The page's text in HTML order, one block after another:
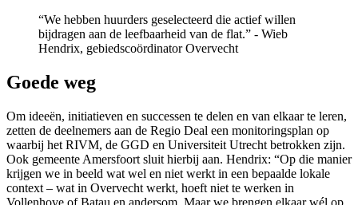
“We hebben huurders geselecteerd die actief willen
bijdragen aan de leefbaarheid van de flat.” - Wieb
Hendrix, gebiedscoördinator Overvecht
Goede weg
Om ideeën, initiatieven en successen te delen en van elkaar te leren,
zetten de deelnemers aan de Regio Deal een monitoringsplan op
waarbij het RIVM, de GGD en Universiteit Utrecht betrokken zijn.
Ook gemeente Amersfoort sluit hierbij aan. Hendrix: “Op die manier
krijgen we in beeld wat wel en niet werkt in een bepaalde lokale
context – wat in Overvecht werkt, hoeft niet te werken in
Vollenhove of Batau en andersom. Maar we brengen elkaar wél op